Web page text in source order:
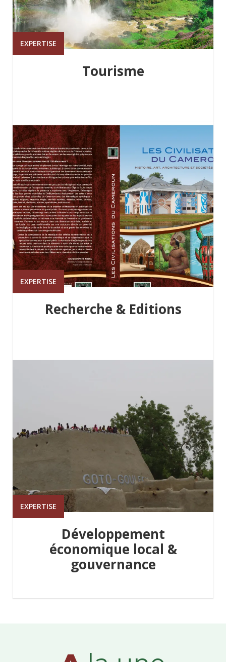
EXPERTISE
Tourisme
EXPERTISE
Recherche & Editions
EXPERTISE
Développement
économique local &
gouvernance